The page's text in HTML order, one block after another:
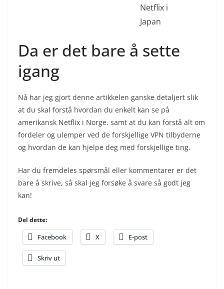
Netflix i
Japan
Da er det bare å sette
igang
Nå har jeg gjort denne artikkelen ganske detaljert slik
at du skal forstå hvordan du enkelt kan se på
amerikansk Netflix i Norge, samt at du kan forstå alt om
fordeler og ulemper ved de forskjellige VPN tilbyderne
og hvordan de kan hjelpe deg med forskjellige ting.
Har du fremdeles spørsmål eller kommentarer er det
bare å skrive, så skal jeg forsøke å svare så godt jeg
kan!
Del dette:
Facebook X E-post
Skriv ut